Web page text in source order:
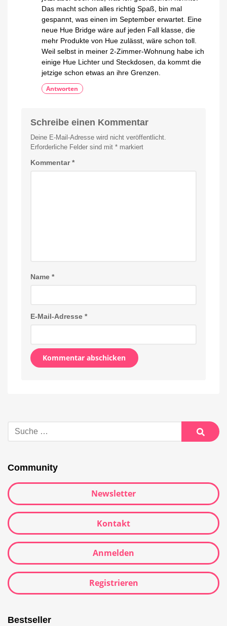
Das macht schon alles richtig Spaß, bin mal
gespannt, was einen im September erwartet. Eine
neue Hue Bridge wäre auf jeden Fall klasse, die
mehr Produkte von Hue zulässt, wäre schon toll.
Weil selbst in meiner 2-Zimmer-Wohnung habe ich
einige Hue Lichter und Steckdosen, da kommt die
jetzige schon etwas an ihre Grenzen.
Antworten
Schreibe einen Kommentar
Deine E-Mail-Adresse wird nicht veröffentlicht.
Erforderliche Felder sind mit * markiert
Kommentar*
Name *
E-Mail-Adresse *
nach:
Suche
Community
Newsletter
Kontakt
Anmelden
Registrieren
Bestseller